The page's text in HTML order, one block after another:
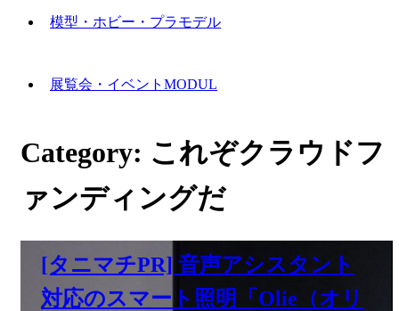
模型・ホビー・プラモデル
展覧会・イベントMODUL
Category: これぞクラウドフ
ァンディングだ
[タニマチPR] 音声アシスタント
対応のスマート照明「Olie（オリ